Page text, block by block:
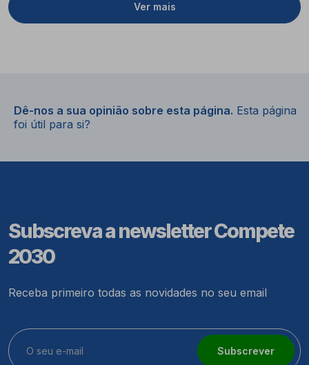
Ver mais
Dê-nos a sua opinião sobre esta página. Esta página
foi útil para si?
Subscreva a newsletter Compete
2030
Receba primeiro todas as novidades no seu email
Subscrever